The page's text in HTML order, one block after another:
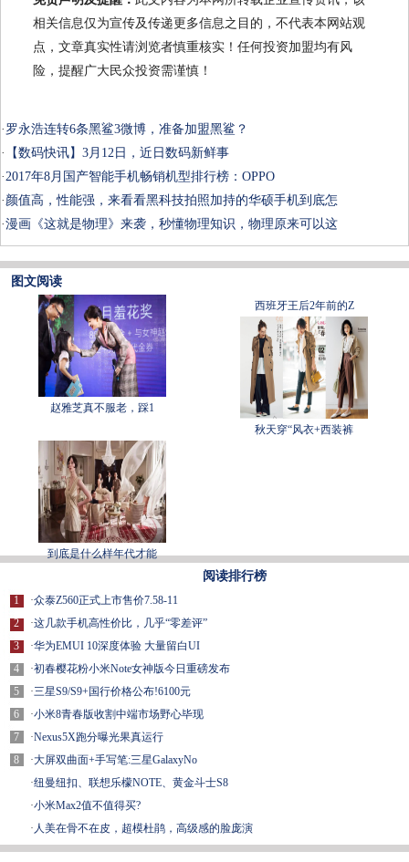
相关信息仅为宣传及传递更多信息之目的，不代表本网站观
点，文章真实性请浏览者慎重核实！任何投资加盟均有风
险，提醒广大民众投资需谨慎！
· 罗永浩连转6条黑鲨3微博，准备加盟黑鲨？
·
【数码快讯】3月12日，近日数码新鲜事
·2017年8月国产智能手机畅销机型排行榜：OPPO
· 颜值高，性能强，来看看黑科技拍照加持的华硕手机到底怎
·漫画《这就是物理》来袭，秒懂物理知识，物理原来可以这
图文阅读
赵雅芝真不服老，踩1
西班牙王后2年前的Z
秋天穿“风衣+西装裤
到底是什么样年代才能
阅读排行榜
1
2
3
4
5
6
7
8
·众泰Z560正式上市售价7.58-11
·这几款手机高性价比，几乎“零差评”
·华为EMUI 10深度体验 大量留白UI
·初春樱花粉小米Note女神版今日重磅发布
·三星S9/S9+国行价格公布!6100元
·小米8青春版收割中端市场野心毕现
·Nexus5X跑分曝光果真运行
·大屏双曲面+手写笔:三星GalaxyNo
·纽曼纽扣、联想乐檬NOTE、黄金斗士S8
·小米Max2值不值得买?
· 人美在骨不在皮，超模杜鹃，高级感的脸庞演